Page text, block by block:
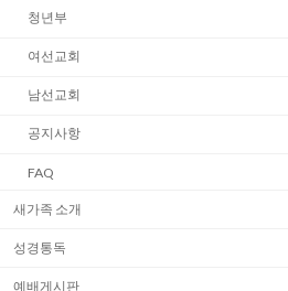
청년부
여선교회
남선교회
공지사항
FAQ
새가족 소개
성경통독
예배게시판